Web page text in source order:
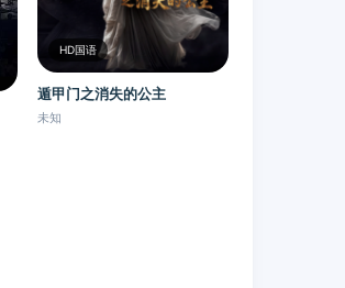
HD国语
遁甲门之消失的公主​
未知